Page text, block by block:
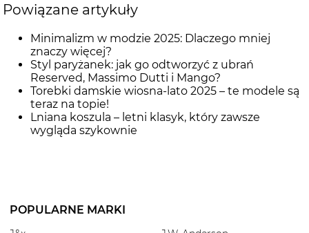
Powiązane artykuły
Minimalizm w modzie 2025: Dlaczego mniej
znaczy więcej?
Styl paryżanek: jak go odtworzyć z ubrań
Reserved, Massimo Dutti i Mango?
Torebki damskie wiosna-lato 2025 – te modele są
teraz na topie!
Lniana koszula – letni klasyk, który zawsze
wygląda szykownie
POPULARNE MARKI